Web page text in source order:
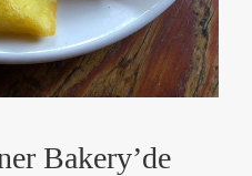
Bakery’de